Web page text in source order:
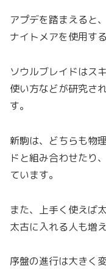
アプデを踏まえると
ナイトメアを使用す
ソウルブレイドはス
使い方などが研究さ
す。
新駒は、どちらも物
ドと組み合わせたり
ています。
また、上手く使えば
太古に入れる人も増
序盤の進行は大きく